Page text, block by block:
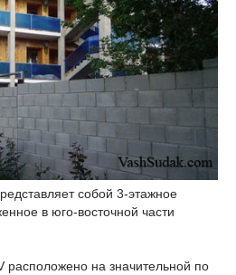
собой 3-этажное
в юго-восточной части
на значительной по